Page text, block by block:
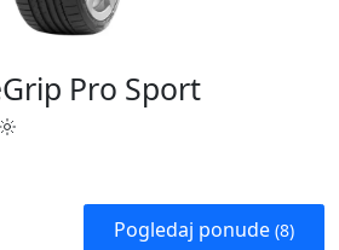
Pro Sport
Pogledaj ponude (8)